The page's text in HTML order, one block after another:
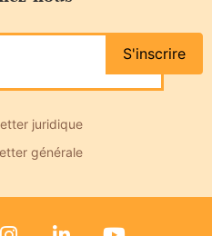
juridique
générale
S'inscrire